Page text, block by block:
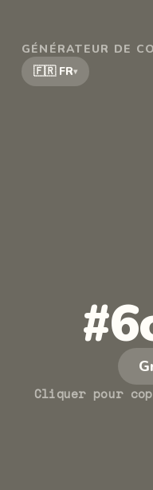
GÉNÉRATEUR DE
🇫🇷 FR▾
Cliquer pour